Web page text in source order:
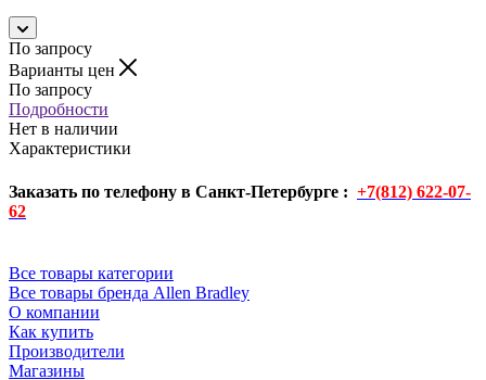
По запросу
Варианты цен
По запросу
Подробности
Нет в наличии
Характеристики
Заказать по телефону в Санкт-Петербурге : +7(812) 622-07-
62
Все товары категории
Все товары бренда Allen Bradley
О компании
Как купить
Производители
Магазины